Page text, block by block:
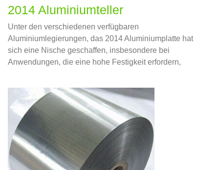
2014 Aluminiumteller
Unter den verschiedenen verfügbaren
Aluminiumlegierungen, das 2014 Aluminiumplatte hat
sich eine Nische geschaffen, insbesondere bei
Anwendungen, die eine hohe Festigkeit erfordern,